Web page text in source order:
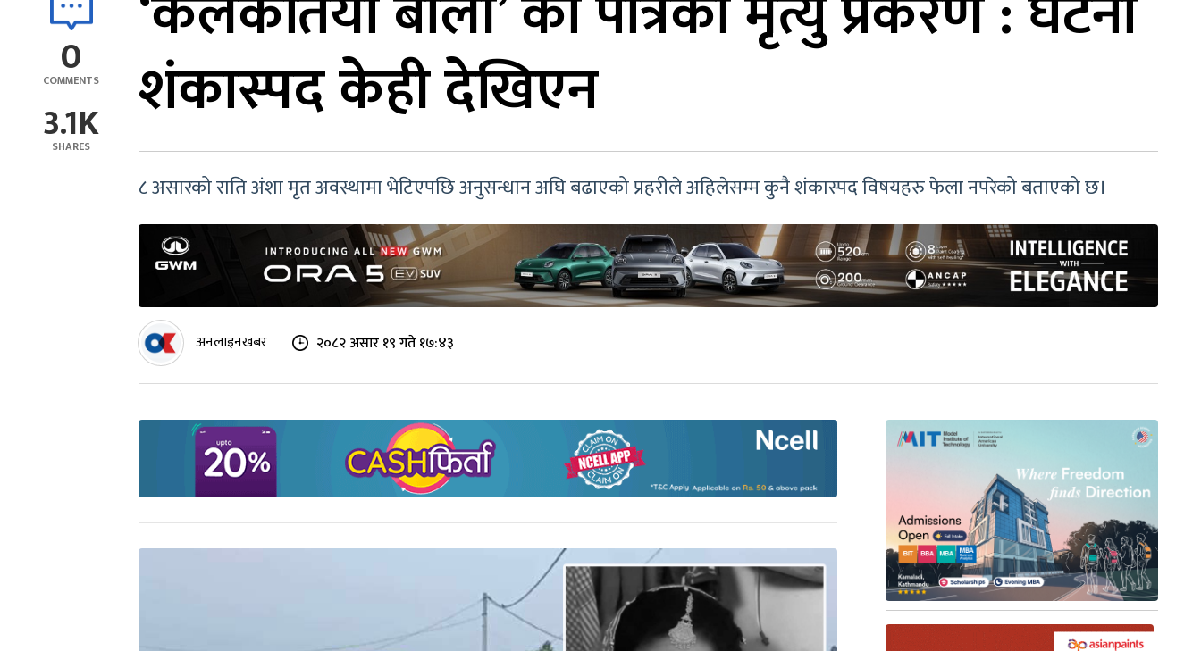
0
COMMENTS
3.1K
SHARES
शंकास्पद केही देखिएन
८ असारको राति अंशा मृत अवस्थामा भेटिएपछि अनुसन्धान अघि बढाएको प्रहरीले अहिलेसम्म कुनै शंकास्पद विषयहरु फेला नपरेको बताएको छ।
अनलाइनखबर २०८२ असार १९ गते १७:४३